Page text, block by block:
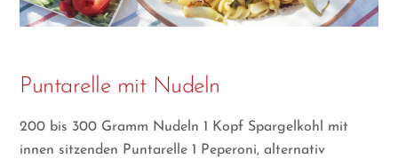
Puntarelle mit Nudeln
200 bis 300 Gramm Nudeln 1 Kopf Spargelkohl mit
innen sitzenden Puntarelle 1 Peperoni, alternativ